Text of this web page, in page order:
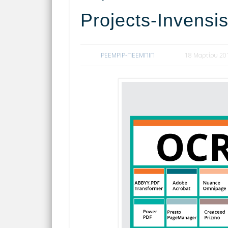
Projects-Invensis
PEEMPIP-ΠΕΕΜΠΙΠ 18 Μαρτίου